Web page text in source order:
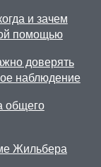
и зачем
помощью
доверять
наблюдение
общего
Жильбера